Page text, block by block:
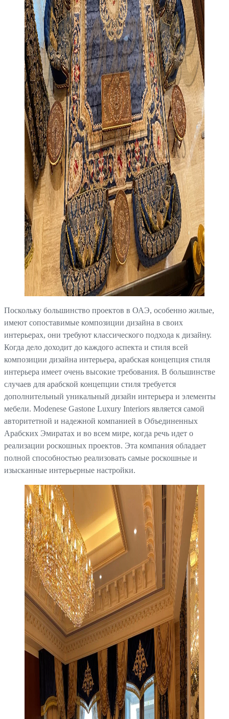
Поскольку большинство проектов в ОАЭ, особенно жилые,
имеют сопоставимые композиции дизайна в своих
интерьерах, они требуют классического подхода к дизайну.
Когда дело доходит до каждого аспекта и стиля всей
композиции дизайна интерьера, арабская концепция стиля
интерьера имеет очень высокие требования. В большинстве
случаев для арабской концепции стиля требуется
дополнительный уникальный дизайн интерьера и элементы
мебели. Modenese Gastone Luxury Interiors является самой
авторитетной и надежной компанией в Объединенных
Арабских Эмиратах и во всем мире, когда речь идет о
реализации роскошных проектов. Эта компания обладает
полной способностью реализовать самые роскошные и
изысканные интерьерные настройки.